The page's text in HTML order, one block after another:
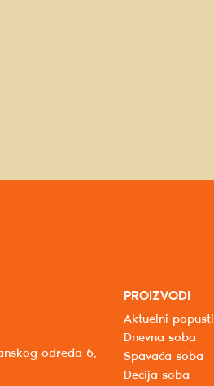
odreda 6,
PROIZVODI
Aktuelni popusti
Dnevna soba
Spavaća soba
Dečija soba